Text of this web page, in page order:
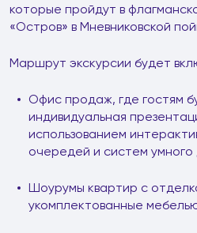
которые пройдут в
«Остров» в Мневниковской
Маршрут экскурсии будет
Офис продаж, где гостям
индивидуальная
использованием
очередей и систем умного
Шоурумы квартир с
укомплектованные